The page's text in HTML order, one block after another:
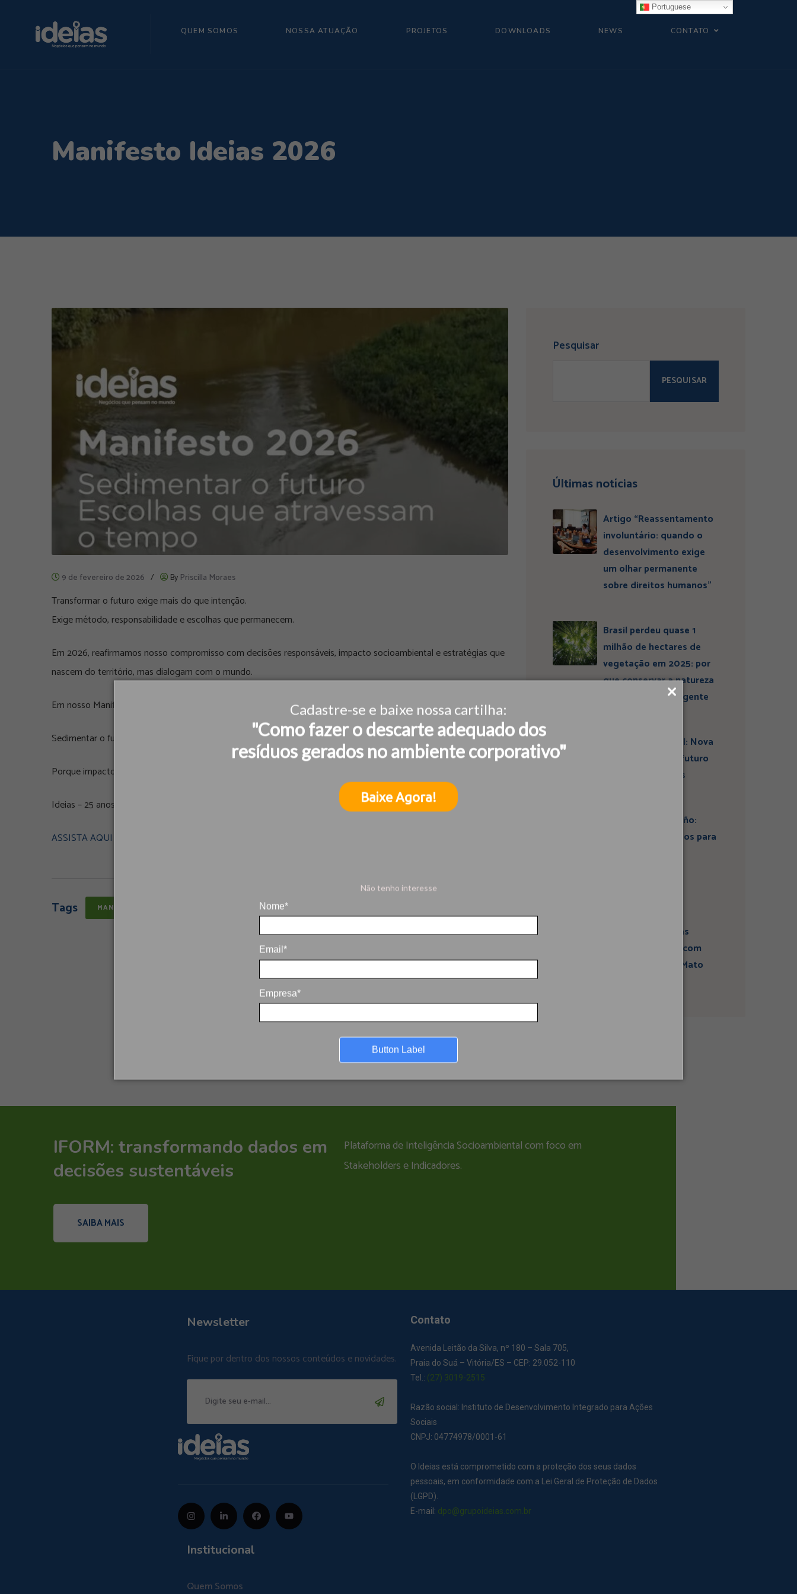
Cadastre-se e baixe nossa cartilha:
"Como fazer o descarte adequado dos
resíduos gerados no ambiente corporativo"
Baixe Agora!
Não tenho interesse
Nome*
Email*
Empresa*
Button Label
QUEM SOMOS NOSSA ATUAÇÃO PROJETOS DOWNLOADS NEWS CONTATO
Manifesto Ideias 2026
9 de fevereiro de 2026 / By Priscilla Moraes
Transformar o futuro exige mais do que intenção.
Exige método, responsabilidade e escolhas que permanecem.
Em 2026, reafirmamos nosso compromisso com decisões responsáveis, impacto socioambiental e estratégias que
nascem do território, mas dialogam com o mundo.
Em nosso Manifesto 2026, deixamos a mensagem que orienta nossos próximos ciclos:
Sedimentar o futuro. Com escolhas que atravessam o tempo.
Porque impacto real nasce de decisões conscientes, consistentes e responsáveis.
Ideias – 25 anos!
ASSISTA AQUI
Tags MANIFESTO
Pesquisar
PESQUISAR
Últimas notícias
Artigo “Reassentamento
involuntário: quando o
desenvolvimento exige
um olhar permanente
sobre direitos humanos”
Brasil perdeu quase 1
milhão de hectares de
vegetação em 2025: por
que conservar a natureza
continua sendo urgente
Entrevista ESBrasil: Nova
liderança projeta futuro
do Instituto Ideias
Artigo: Super El Niño:
estamos preparados para
atividades sísmicas
fortalece diálogo com
comunidades em Mato
IFORM: transformando dados em
decisões sustentáveis
Plataforma de Inteligência Socioambiental com foco em
Stakeholders e Indicadores.
SAIBA MAIS
Newsletter
Fique por dentro dos nossos conteúdos e novidades.
Institucional
Quem Somos
Contato
Avenida Leitão da Silva, nº 180 – Sala 705,
Praia do Suá – Vitória/ES – CEP: 29.052-110
Tel.: (27) 3019-2515
Razão social: Instituto de Desenvolvimento Integrado para Ações
Sociais
CNPJ: 04774978/0001-61
O Ideias está comprometido com a proteção dos seus dados
pessoais, em conformidade com a Lei Geral de Proteção de Dados
(LGPD).
E-mail: dpo@grupoideias.com.br
Portuguese